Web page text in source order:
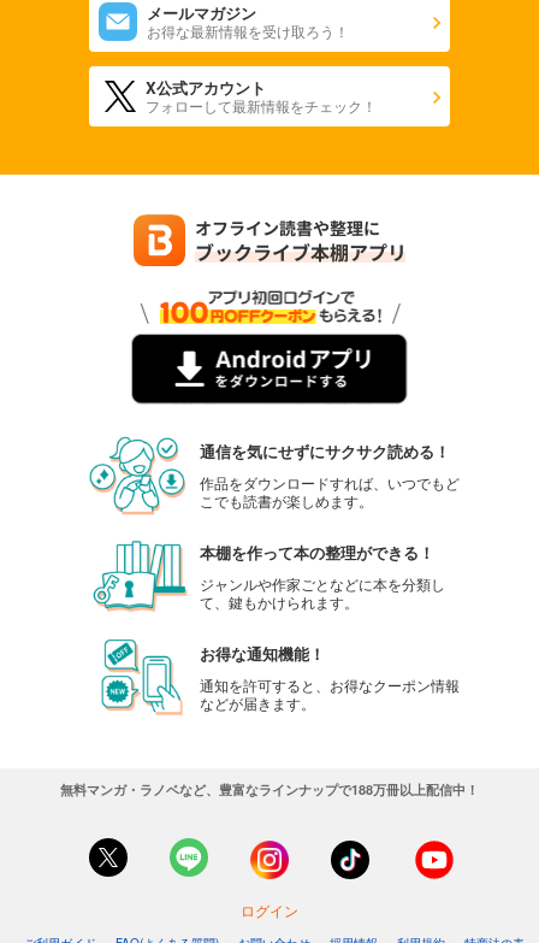
メールマガジン
お得な最新情報を受け取ろう！
X公式アカウント
フォローして最新情報をチェック！
通信を気にせずにサクサク読める！
作品をダウンロードすれば、いつでもど
こでも読書が楽しめます。
本棚を作って本の整理ができる！
ジャンルや作家ごとなどに本を分類し
て、鍵もかけられます。
お得な通知機能！
通知を許可すると、お得なクーポン情報
などが届きます。
無料マンガ・ラノベなど、豊富なラインナップで188万冊以上配信中！
ログイン